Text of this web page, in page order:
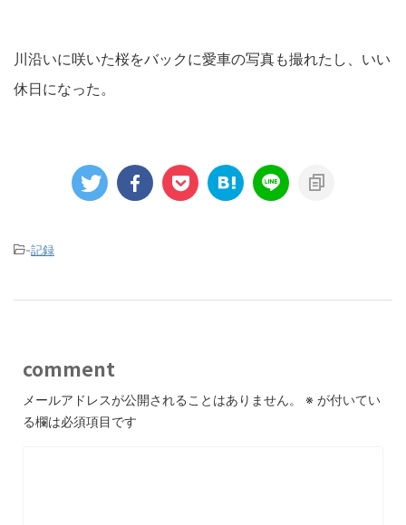
川沿いに咲いた桜をバックに愛車の写真も撮れたし、いい
休日になった。
-記録
comment
メールアドレスが公開されることはありません。 ※ が付いてい
る欄は必須項目です